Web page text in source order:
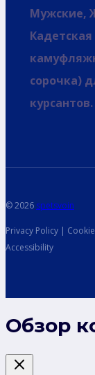
Мужские,
сорочка)
курсантов.
© 2026 spetsvoin
Privacy Policy |
Accessibility
Обзор